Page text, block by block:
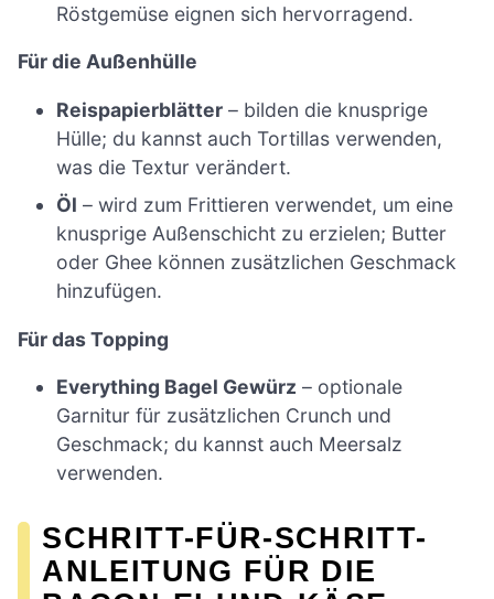
Röstgemüse eignen sich hervorragend.
Für die Außenhülle
Reispapierblätter – bilden die knusprige
Hülle; du kannst auch Tortillas verwenden,
was die Textur verändert.
Öl – wird zum Frittieren verwendet, um eine
knusprige Außenschicht zu erzielen; Butter
oder Ghee können zusätzlichen Geschmack
hinzufügen.
Für das Topping
Everything Bagel Gewürz – optionale
Garnitur für zusätzlichen Crunch und
Geschmack; du kannst auch Meersalz
verwenden.
SCHRITT-FÜR-SCHRITT-
ANLEITUNG FÜR DIE